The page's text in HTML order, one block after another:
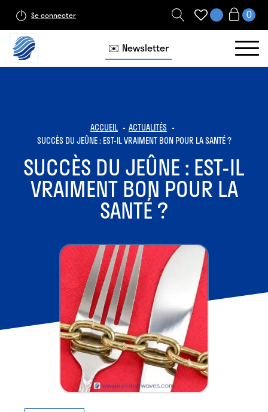
Se connecter
✉️ Newsletter
ACCUEIL
ACTUALITÉS
SUCCÈS DU JEÛNE : EST-IL VRAIMENT BON POUR LA SANTÉ ?
SUCCÈS DU JEÛNE : EST-IL
VRAIMENT BON POUR LA
SANTÉ ?